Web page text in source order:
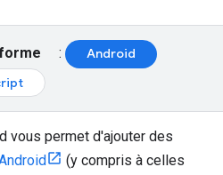
:
Android
vous permet d'ajouter des
(y compris à celles